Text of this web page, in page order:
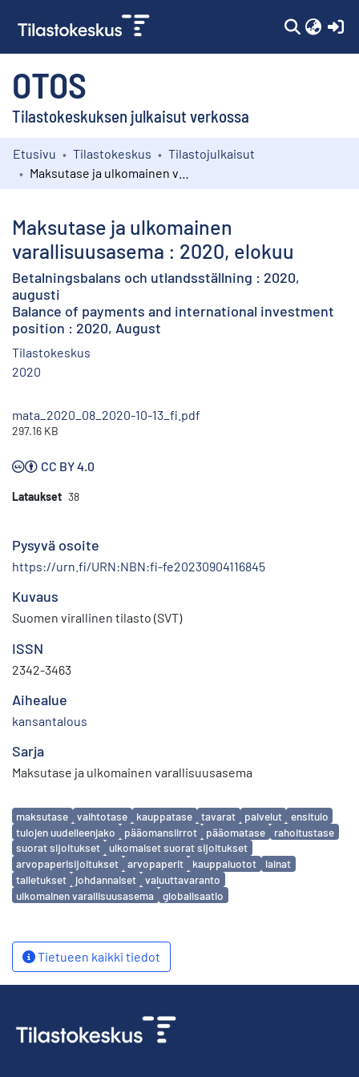
OTOS
Tilastokeskuksen julkaisut verkossa
Kokoelmat
Etusivu Tilastokeskus
Tilastojulkaisut
Maksutase ja ulkomainen
varallisuusasema : 2020, elokuu
Betalningsbalans och utlandsställning : 2020,
augusti
Balance of payments and international investment
position : 2020, August
Tilastokeskus
2020
mata_2020_08_2020-10-13_fi.pdf
297.16 KB
CC BY 4.0
Lataukset 38
Pysyvä osoite
https://urn.fi/URN:NBN:fi-fe20230904116845
Kuvaus
Suomen virallinen tilasto (SVT)
ISSN
2342-3463
Aihealue
kansantalous
Sarja
Maksutase ja ulkomainen varallisuusasema
Avainsanat
maksutase vaihtotase kauppatase tavarat palvelut
ensitulo
tulojen uudelleenjako
pääomansiirrot pääomatase
rahoitustase
suorat sijoitukset
ulkomaiset suorat sijoitukset
arvopaperisijoitukset
arvopaperit kauppaluotot
lainat
talletukset
johdannaiset
valuuttavaranto
ulkomainen varallisuusasema
globalisaatio
Tietueen kaikki tiedot